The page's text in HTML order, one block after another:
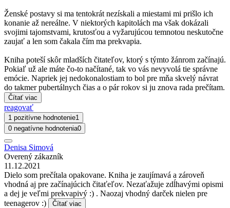
Ženské postavy si ma tentokrát nezískali a miestami mi prišlo ich
konanie až nereálne. V niektorých kapitolách ma však dokázali
svojimi tajomstvami, krutosťou a vyžarujúcou temnotou neskutočne
zaujať a len som čakala čím ma prekvapia.
Kniha poteší skôr mladších čitateľov, ktorý s týmto žánrom začínajú.
Pokiaľ už ale máte čo-to načítané, tak vo vás nevyvolá tie správne
emócie. Napriek jej nedokonalostiam to bol pre mňa skvelý návrat
do takmer pubertálnych čias a o pár rokov si ju znova rada prečítam.
Čítať viac
reagovať
1 pozitívne hodnotenie1
0 negatívne hodnotenia0
Denisa Simová
Overený zákazník
11.12.2021
Dielo som prečítala opakovane. Kniha je zaujímavá a zároveň
vhodná aj pre začínajúcich čitaťeľov. Nezaťažuje zdĺhavými opismi
a dej je veľmi prekvapivý :) . Naozaj vhodný darček nielen pre
teenagerov :)
Čítať viac